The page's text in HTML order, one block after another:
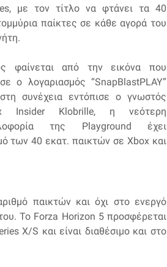
με τον τίτλο να φτάνει τα 40
παίκτες σε κάθε αγορά του
φαίνεται από την εικόνα που
ο λογαριασμός “SnapBlastPLAY”
συνέχεια εντόπισε ο γνωστός
Insider Klobrille, η νεότερη
της Playground έχει
των 40 εκατ. παικτών σε Xbox και
παικτών και όχι στο ενεργό
Το Forza Horizon 5 προσφέρεται
X/S και είναι διαθέσιμο και στο